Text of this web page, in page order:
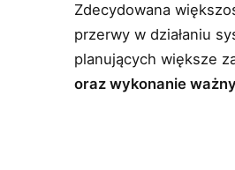
Zdecydowana
przerwy w działaniu
planujących większe
oraz wykonanie